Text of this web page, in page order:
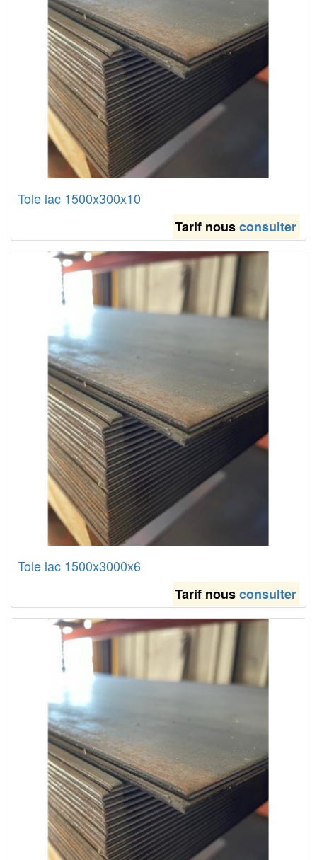
Tole lac 1500x300x10
Tarif nousconsulter
Tole lac 1500x3000x6
Tarif nousconsulter